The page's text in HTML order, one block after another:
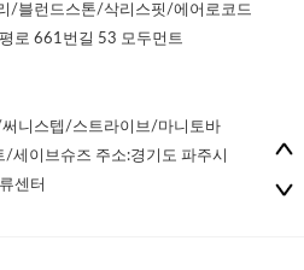
/블런드스톤/삭리스핏/에어로코드
로 661번길 53 모두먼트
니스텝/스트라이브/마니토바
이브슈즈 주소:경기도 파주시
센터